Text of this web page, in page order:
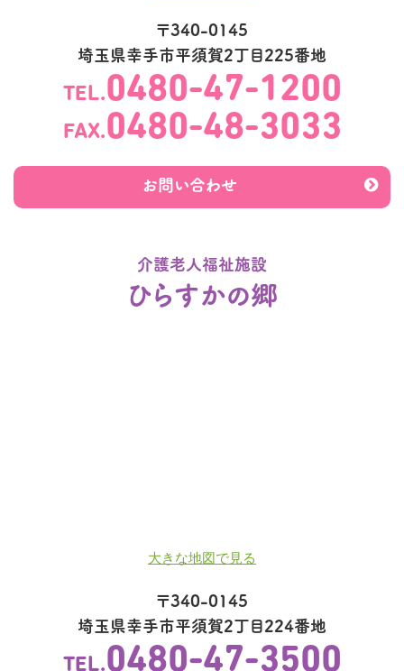
〒340-0145
埼玉県幸手市平須賀2丁目225番地
TEL.0480-47-1200
FAX.0480-48-3033
お問い合わせ
介護老人福祉施設
ひらすかの郷
大きな地図で見る
〒340-0145
埼玉県幸手市平須賀2丁目224番地
TEL.0480-47-3500